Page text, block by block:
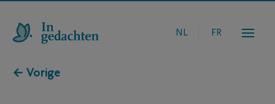
NL FR
← Vorige